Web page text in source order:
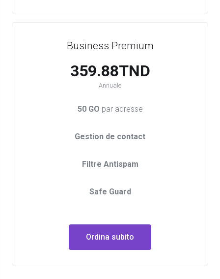
Business Premium​
359.88TND
Annuale
50 GO par adresse
Gestion de contact
Filtre Antispam
Safe Guard
Ordina subito